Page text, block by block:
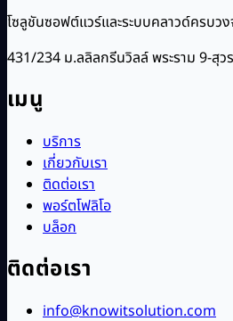
โซลูชันซอฟต์แวร์และระบบคลาวด์ครบว
431/234 ม.ลลิลกรีนวิลล์ พระราม 9-สุว
เมนู
บริการ
เกี่ยวกับเรา
ติดต่อเรา
พอร์ตโฟลิโอ
บล็อก
ติดต่อเรา
info@knowitsolution.com